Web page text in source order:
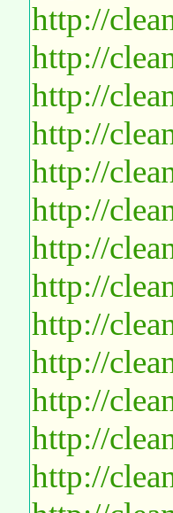
http://
http://
http://
http://
http://
http://
http://
http://
http://
http://
http://
http://
http://